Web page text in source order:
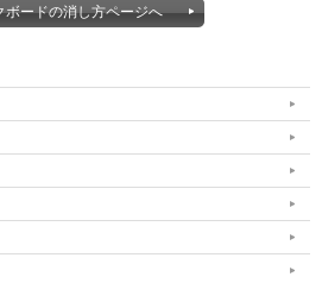
ボードの消し方ページへ